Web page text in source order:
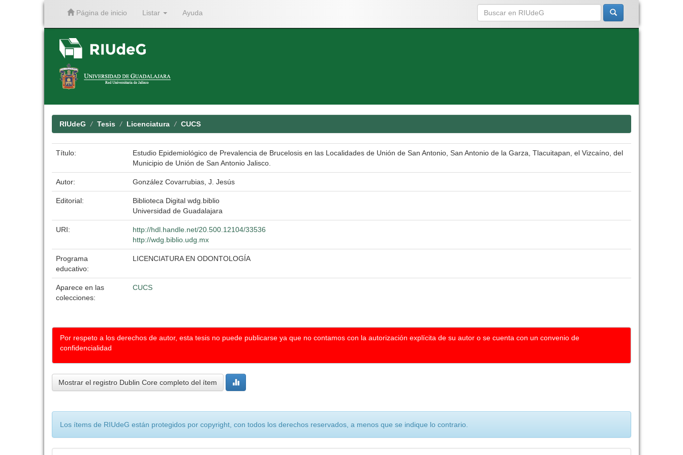
Página de inicio Listar Ayuda
RIUdeG Tesis Licenciatura CUCS
Título:
Estudio Epidemiológico de Prevalencia de Brucelosis en las Localidades de Unión de San Antonio, San Antonio de la Garza, Tlacuitapan, el Vizcaíno, del
Municipio de Unión de San Antonio Jalisco.
Autor: González Covarrubias, J. Jesús
Editorial:
Biblioteca Digital wdg.biblio
Universidad de Guadalajara
URI:
http://hdl.handle.net/20.500.12104/33536
http://wdg.biblio.udg.mx
Programa
educativo:
LICENCIATURA EN ODONTOLOGÍA
Aparece en las
colecciones:
CUCS
Por respeto a los derechos de autor, esta tesis no puede publicarse ya que no contamos con la autorización explícita de su autor o se cuenta con un convenio de
confidencialidad
Mostrar el registro Dublin Core completo del ítem
Los ítems de RIUdeG están protegidos por copyright, con todos los derechos reservados, a menos que se indique lo contrario.